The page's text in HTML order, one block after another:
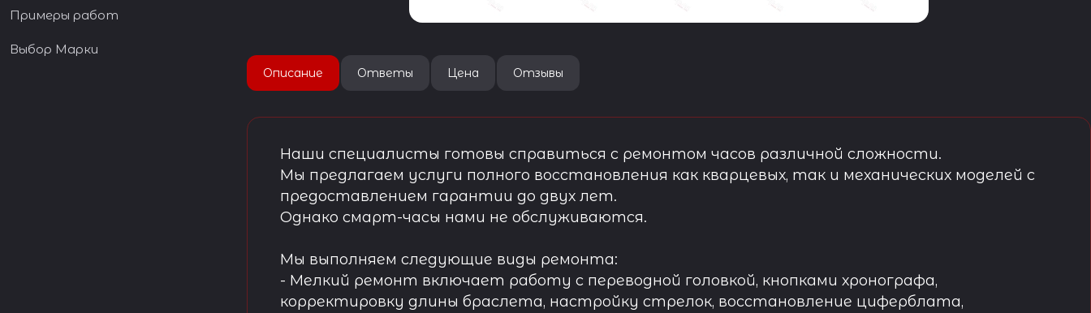
Описание Ответы Цена Отзывы
Наши специалисты готовы справиться с ремонтом часов различной сложности.
Мы предлагаем услуги полного восстановления как кварцевых, так и механических моделей с
предоставлением гарантии до двух лет.
Однако смарт-часы нами не обслуживаются.
Мы выполняем следующие виды ремонта:
- Мелкий ремонт включает работу с переводной головкой, кнопками хронографа,
корректировку длины браслета, настройку стрелок, восстановление циферблата,
Примеры работ
Выбор Марки